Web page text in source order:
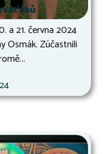
a 21. června 2024
Osmák. Zúčastnili